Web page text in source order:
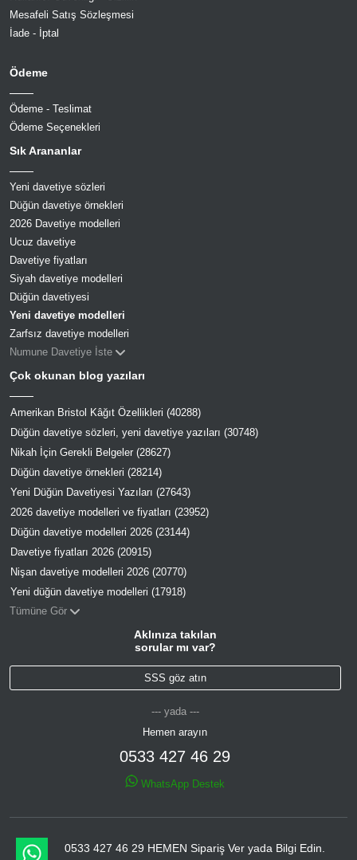
Mesafeli Satış Sözleşmesi
İade - İptal
Ödeme
Ödeme - Teslimat
Ödeme Seçenekleri
Sık Arananlar
Yeni davetiye sözleri
Düğün davetiye örnekleri
2026 Davetiye modelleri
Ucuz davetiye
Davetiye fiyatları
Siyah davetiye modelleri
Düğün davetiyesi
Yeni davetiye modelleri
Zarfsız davetiye modelleri
Numune Davetiye İste
Çok okunan blog yazıları
Amerikan Bristol Kâğıt Özellikleri (40288)
Düğün davetiye sözleri, yeni davetiye yazıları (30748)
Nikah İçin Gerekli Belgeler (28627)
Düğün davetiye örnekleri (28214)
Yeni Düğün Davetiyesi Yazıları (27643)
2026 davetiye modelleri ve fiyatları (23952)
Düğün davetiye modelleri 2026 (23144)
Davetiye fiyatları 2026 (20915)
Nişan davetiye modelleri 2026 (20770)
Yeni düğün davetiye modelleri (17918)
Tümüne Gör
Aklınıza takılan
sorular mı var?
SSS göz atın
--- yada ---
Hemen arayın
0533 427 46 29
WhatsApp Destek
0533 427 46 29 HEMEN Sipariş Ver yada Bilgi Edin.